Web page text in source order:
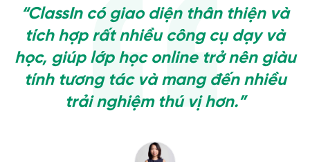
“ClassIn có giao diện thân thiện và
tích hợp rất nhiều công cụ dạy và
học, giúp lớp học online trở nên giàu
tính tương tác và mang đến nhiều
trải nghiệm thú vị hơn.”